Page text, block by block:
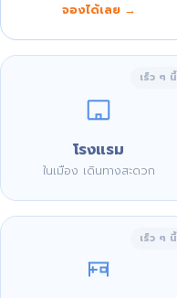
จองได้เลย →
เร็ว ๆ นี้
โรงแรม
ในเมือง เดินทางสะดวก
เร็ว ๆ นี้